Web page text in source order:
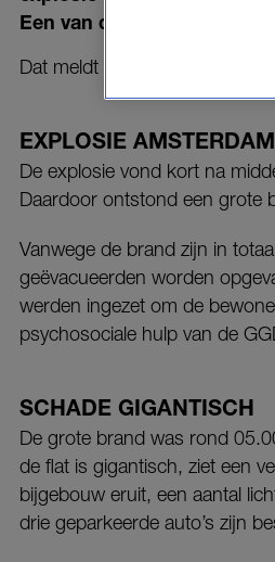
Een van de slachtoffers is
Dat meldt de gemeente
EXPLOSIE AMSTERDAM
De explosie vond kort na
Daardoor ontstond een grote
Vanwege de brand zijn in
geëvacueerden worden
werden ingezet om de
psychosociale hulp van de
SCHADE GIGANTISCH
De grote brand was rond
de flat is gigantisch, ziet een
bijgebouw eruit, een aantal
drie geparkeerde auto’s zijn